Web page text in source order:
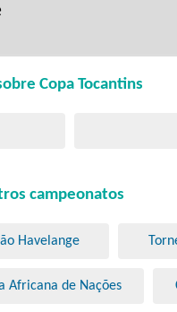
Copa Tocantins
campeonatos
Havelange
Africana de Nações